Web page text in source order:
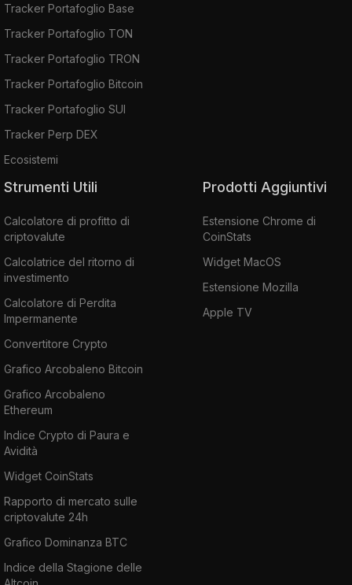
Tracker Portafoglio Base
Tracker Portafoglio TON
Tracker Portafoglio TRON
Tracker Portafoglio Bitcoin
Tracker Portafoglio SUI
Tracker Perp DEX
Ecosistemi
Strumenti Utili
Calcolatore di profitto di
criptovalute
Calcolatrice del ritorno di
investimento
Calcolatore di Perdita
Impermanente
Convertitore Crypto
Grafico Arcobaleno Bitcoin
Grafico Arcobaleno
Ethereum
Indice Crypto di Paura e
Avidità
Widget CoinStats
Rapporto di mercato sulle
criptovalute 24h
Grafico Dominanza BTC
Indice della Stagione delle
Prodotti Aggiuntivi
Estensione Chrome di
CoinStats
Widget MacOS
Estensione Mozilla
Apple TV